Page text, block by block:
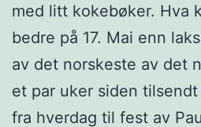
m
i
q
u
e
med litt kokebøker. Hva
bedre på 17. Mai enn
av det norskeste av det
et par uker siden
fra hverdag til fest av